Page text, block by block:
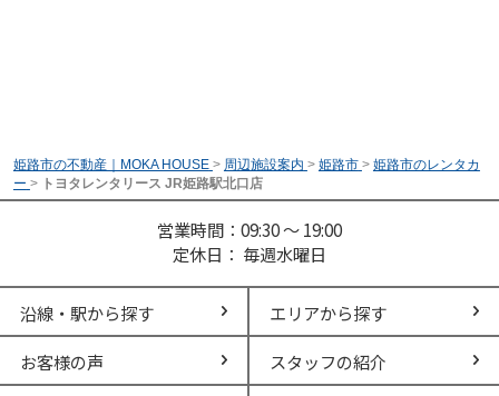
姫路市の不動産｜MOKA HOUSE > 周辺施設案内 > 姫路市 > 姫路市のレンタカ
ー > トヨタレンタリース JR姫路駅北口店
営業時間：09:30 ～ 19:00
定休日： 毎週水曜日
沿線・駅から探す エリアから探す
お客様の声 スタッフの紹介